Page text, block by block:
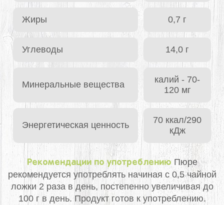
Жиры 0,7 г
Углеводы 14,0 г
Минеральные вещества
калий - 70-
120 мг
Энергетическая ценность
70 ккал/290
кДж
Рекомендации по употреблению Пюре
рекомендуется употреблять начиная с 0,5 чайной
ложки 2 раза в день, постепенно увеличивая до
100 г в день. Продукт готов к употреблению.